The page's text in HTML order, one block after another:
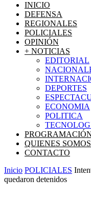
INICIO
DEFENSA
REGIONALES
POLICIALES
OPINIÓN
+ NOTICIAS
EDITORIAL
DEPORTES
ECONOMIA
POLITICA
QUIENES
CONTACTO
Inicio POLICIALES
quedaron detenidos